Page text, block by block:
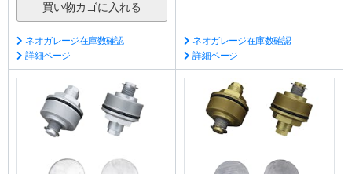
ネオガレージ在庫数確認
詳細ページ
ネオガレージ在庫数確認
詳細ページ